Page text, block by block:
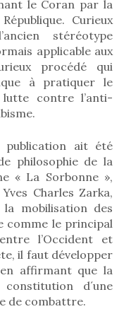
le Coran par la
Curieux
stéréotype
applicable aux
procédé qui
à pratiquer le
contre l’anti-
ait été
philosophie de la
« La Sorbonne »,
Charles Zarka,
mobilisation des
comme le principal
l’Occident et
il faut développer
affirmant que la
d´une
de combattre.